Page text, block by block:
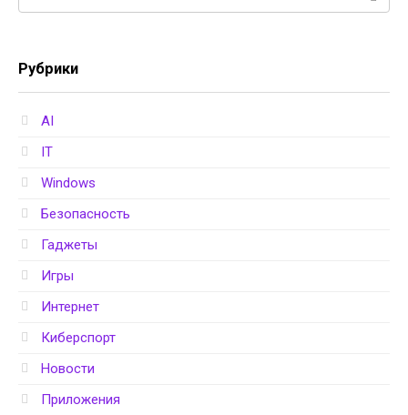
Рубрики
AI
IT
Windows
Безопасность
Гаджеты
Игры
Интернет
Киберспорт
Новости
Приложения